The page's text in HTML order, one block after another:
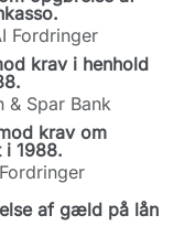
Fordringer
krav i henhold
& Spar Bank
krav om
1988.
af gæld på lån